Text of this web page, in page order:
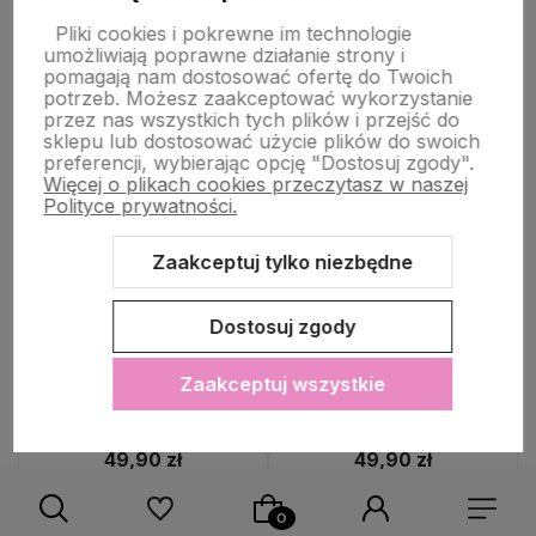
72% OKAZJA
NOWOŚĆ
Sukienka damska zielona
asymetryczna 100% wiskoza
Made in Italy
49,90 zł
Cena regularna:
Najniższa cena:
59,90 zł
72% OKAZJA
🔥 PROMOCJA
Sukienka damska koszulowa
sztruksowa beżowa długa
kieszenie Made in Italy
49,90 zł
Najniższa cena:
Pliki cookies i pokrewne im technologie
umożliwiają poprawne działanie strony i
pomagają nam dostosować ofertę do Twoich
potrzeb. Możesz zaakceptować wykorzystanie
przez nas wszystkich tych plików i przejść do
sklepu lub dostosować użycie plików do swoich
preferencji, wybierając opcję "Dostosuj zgody".
Więcej o plikach cookies przeczytasz w naszej
Polityce prywatności.
Zaakceptuj tylko niezbędne
Dostosuj zgody
Zaakceptuj wszystkie